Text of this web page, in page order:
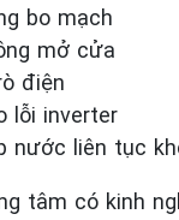
bo mạch
mở cửa
điện
lỗi inverter
nước liên tục
tâm có kinh